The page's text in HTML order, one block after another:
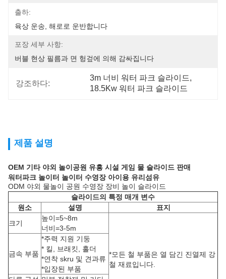
출하:
육상 운송, 해로로 운반합니다
포장 세부 사항:
버블 현상 필름과 면 헝겊에 의해 감싸집니다
강조하다:
3m 너비 워터 파크 슬라이드,
18.5Kw 워터 파크 슬라이드
제품 설명
OEM 기타 야외 놀이공원 유흥 시설 게임 물 슬라이드 판매
워터파크 놀이터 놀이터 수영장 아이용 유리섬유
ODM 야외 물놀이 공원 수영장 장비 놀이 슬라이드
슬라이드의 특정 매개 변수
원소
설명
표지
크기
높이=5~8m
너비=3-5m
*모든 철 부품은 열 담긴 진열제 강
철 재료입니다.
금속 부품
*주력 지원 기둥
* 킬, 브래킷, 홀더
*연착 skru 및 견과류
*입장된 부품